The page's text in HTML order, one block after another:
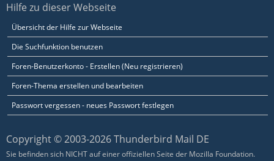
Hilfe zu dieser Webseite
Übersicht der Hilfe zur Webseite
Die Suchfunktion benutzen
Foren-Benutzerkonto - Erstellen (Neu registrieren)
Foren-Thema erstellen und bearbeiten
Passwort vergessen - neues Passwort festlegen
Copyright © 2003-2026 Thunderbird Mail DE
Sie befinden sich NICHT auf einer offiziellen Seite der Mozilla Foundation.